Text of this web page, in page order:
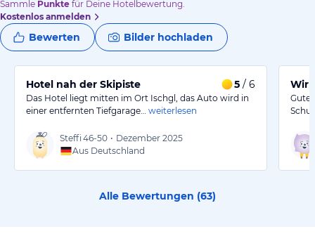
Sammle Punkte für Deine Hotelbewertung.
Kostenlos anmelden
Bewerten Bilder hochladen
Hotel nah der Skipiste 5 / 6
Das Hotel liegt mitten im Ort Ischgl, das Auto wird in
einer entfernten Tiefgarage…
weiterlesen
Steffi 46-50 • Dezember 2025
Aus Deutschland
Alle Bewertungen (63)